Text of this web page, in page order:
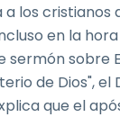
a los cristianos
en la
sermón sobre
de Dios", el
que el